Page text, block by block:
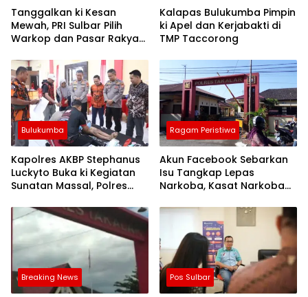
Tanggalkan ki Kesan
Mewah, PRI Sulbar Pilih
Warkop dan Pasar Rakyat
Kalapas Bulukumba Pimpin
ki Apel dan Kerjabakti di
TMP Taccorong
Bulukumba
Kapolres AKBP Stephanus
Luckyto Buka ki Kegiatan
Sunatan Massal, Polres
dengan Pemuda Pancasila
Ragam Peristiwa
Akun Facebook Sebarkan
Isu Tangkap Lepas
Narkoba, Kasat Narkoba
dan Fitnah
Breaking News Pos Sulbar